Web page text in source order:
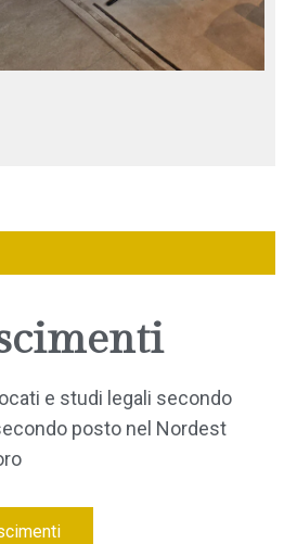
e studi legali secondo
posto nel Nordest